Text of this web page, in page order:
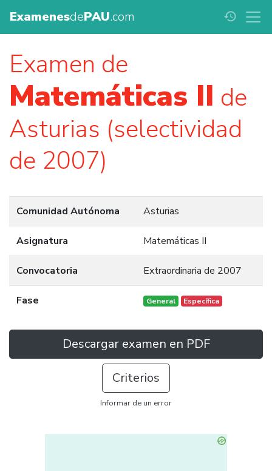
ExamenesdePAU.com history
Examen de
Matemáticas II de
Asturias (selectividad
de 2007)
Comunidad Autónoma Asturias
Asignatura Matemáticas II
Convocatoria Extraordinaria de 2007
Fase General Específica
Descargar examen en PDF
Criterios
Informar de un error